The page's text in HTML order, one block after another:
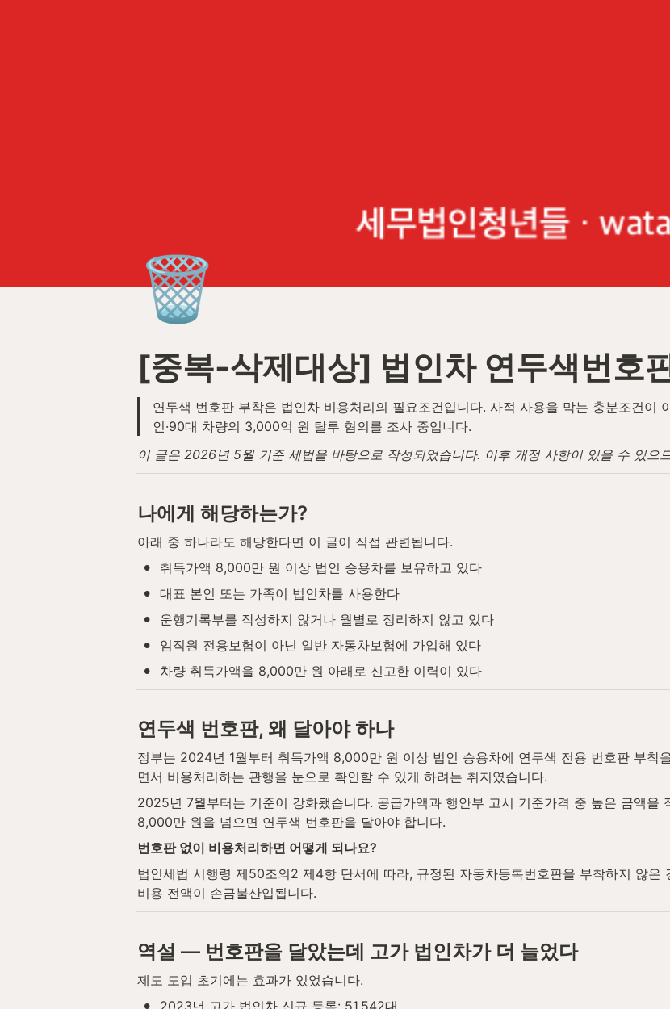
🗑️
[중복-삭제대상] 법인차 연두색번호
연두색 번호판 부착은 법인차 비용처리의 필요조건입니다. 사적 사용을 막는 충분조건이
인·90대 차량의 3,000억 원 탈루 혐의를 조사 중입니다.
이 글은 2026년 5월 기준 세법을 바탕으로 작성되었습니다. 이후 개정 사항이 있을 수 있으
나에게 해당하는가?
아래 중 하나라도 해당한다면 이 글이 직접 관련됩니다.
• 취득가액 8,000만 원 이상 법인 승용차를 보유하고 있다
• 대표 본인 또는 가족이 법인차를 사용한다
• 운행기록부를 작성하지 않거나 월별로 정리하지 않고 있다
• 임직원 전용보험이 아닌 일반 자동차보험에 가입해 있다
• 차량 취득가액을 8,000만 원 아래로 신고한 이력이 있다
연두색 번호판, 왜 달아야 하나
정부는 2024년 1월부터 취득가액 8,000만 원 이상 법인 승용차에 연두색 전용 번호판 부착
면서 비용처리하는 관행을 눈으로 확인할 수 있게 하려는 취지였습니다.
2025년 7월부터는 기준이 강화됐습니다. 공급가액과 행안부 고시 기준가격 중 높은 금액을
8,000만 원을 넘으면 연두색 번호판을 달아야 합니다.
번호판 없이 비용처리하면 어떻게 되나요?
법인세법 시행령 제50조의2 제4항 단서에 따라, 규정된 자동차등록번호판을 부착하지 않은
비용 전액이 손금불산입됩니다.
역설 — 번호판을 달았는데 고가 법인차가 더 늘었다
제도 도입 초기에는 효과가 있었습니다.
2023년 고가 법인차 신규 등록: 51,542대